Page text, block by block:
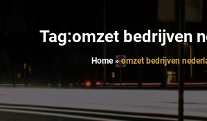
Tag:omzet bedrijven
Home»omzet bedrijven